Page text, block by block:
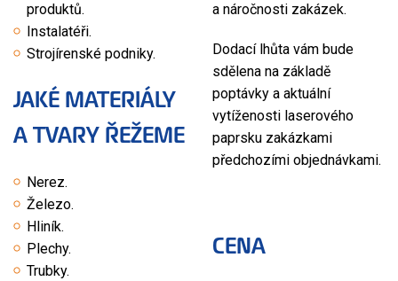
produktů.
Instalatéři.
Strojírenské podniky.
JAKÉ MATERIÁLY
A TVARY ŘEŽEME
Nerez.
Železo.
Hliník.
Plechy.
Trubky.
a náročnosti zakázek.
Dodací lhůta vám bude
sdělena na základě
poptávky a aktuální
vytíženosti laserového
paprsku zakázkami
předchozími objednávkami.
CENA